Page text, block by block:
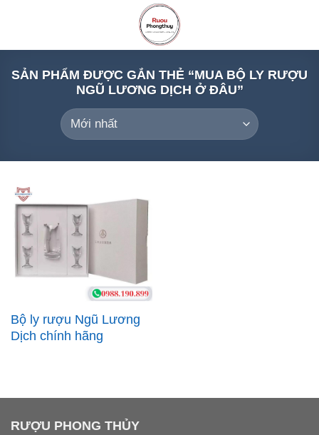
content
SẢN PHẨM ĐƯỢC GẮN THẺ “MUA BỘ LY RƯỢU
NGŨ LƯƠNG DỊCH Ở ĐÂU”
Bộ ly rượu Ngũ Lương
Dịch chính hãng
RƯỢU PHONG THỦY